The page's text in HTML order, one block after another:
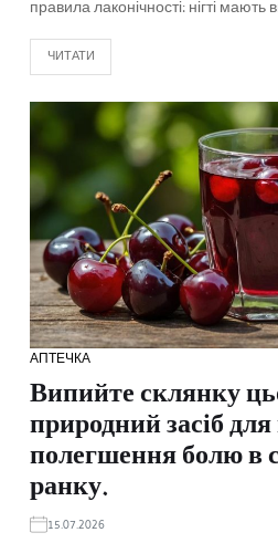
правила лаконічності: нігті мають
ЧИТАТИ
АПТЕЧКА
Випийте склянку
природний засіб
полегшення болю в
ранку.
15.07.2026